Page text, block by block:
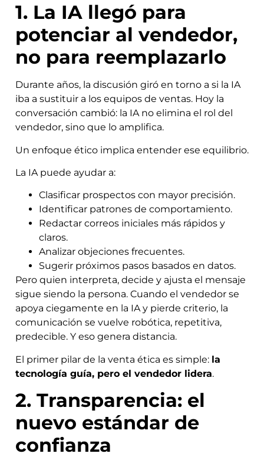
1. La IA llegó para
potenciar al vendedor,
no para reemplazarlo
Durante años, la discusión giró en torno a si la IA
iba a sustituir a los equipos de ventas. Hoy la
conversación cambió: la IA no elimina el rol del
vendedor, sino que lo amplifica.
Un enfoque ético implica entender ese equilibrio.
La IA puede ayudar a:
Clasificar prospectos con mayor precisión.
Identificar patrones de comportamiento.
Redactar correos iniciales más rápidos y
claros.
Analizar objeciones frecuentes.
Sugerir próximos pasos basados en datos.
Pero quien interpreta, decide y ajusta el mensaje
sigue siendo la persona. Cuando el vendedor se
apoya ciegamente en la IA y pierde criterio, la
comunicación se vuelve robótica, repetitiva,
predecible. Y eso genera distancia.
El primer pilar de la venta ética es simple: la
tecnología guía, pero el vendedor lidera.
2. Transparencia: el
nuevo estándar de
confianza